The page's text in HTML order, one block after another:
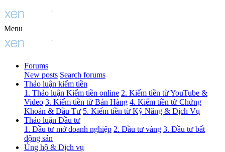
Menu
Forums
New posts Search forums
Thảo luận kiếm tiền
1. Thảo luận Kiếm tiền online 2. Kiếm tiền từ YouTube &
Video 3. Kiếm tiền từ Bán Hàng 4. Kiếm tiền từ Chứng
Khoán & Đầu Tư 5. Kiếm tiền từ Kỹ Năng & Dịch Vụ
Thảo luận Đầu tư
1. Đầu tư mở doanh nghiệp 2. Đầu tư vàng 3. Đầu tư bất
động sản
Ủng hộ & Dịch vụ